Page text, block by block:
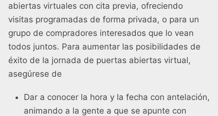
abiertas virtuales con cita previa, ofreciendo
visitas programadas de forma privada, o para un
grupo de compradores interesados que lo vean
todos juntos. Para aumentar las posibilidades de
éxito de la jornada de puertas abiertas virtual,
asegúrese de
Dar a conocer la hora y la fecha con antelación,
animando a la gente a que se apunte con